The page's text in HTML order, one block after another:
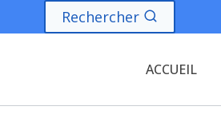
Rechercher
ACCUEIL